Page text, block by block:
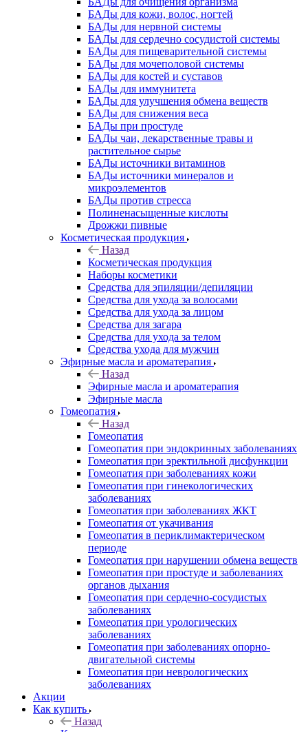
БАДы для кожи, волос, ногтей
БАДы для нервной системы
БАДы для сердечно сосудистой системы
БАДы для пищеварительной системы
БАДы для мочеполовой системы
БАДы для костей и суставов
БАДы для иммунитета
БАДы для улучшения обмена веществ
БАДы для снижения веса
БАДы при простуде
БАДы чаи, лекарственные травы и
растительное сырье
БАДы источники витаминов
БАДы источники минералов и
микроэлементов
БАДы против стресса
Полиненасыщенные кислоты
Дрожжи пивные
Косметическая продукция
Назад
Косметическая продукция
Наборы косметики
Средства для эпиляции/депиляции
Средства для ухода за волосами
Средства для ухода за лицом
Средства для загара
Средства для ухода за телом
Средства ухода для мужчин
Эфирные масла и ароматерапия
Назад
Эфирные масла и ароматерапия
Эфирные масла
Гомеопатия
Назад
Гомеопатия
Гомеопатия при эндокринных заболеваниях
Гомеопатия при эректильной дисфункции
Гомеопатия при заболеваниях кожи
Гомеопатия при гинекологических
заболеваниях
Гомеопатия при заболеваниях ЖКТ
Гомеопатия от укачивания
Гомеопатия в периклимактерическом
периоде
Гомеопатия при нарушении обмена веществ
Гомеопатия при простуде и заболеваниях
органов дыхания
Гомеопатия при сердечно-сосудистых
заболеваниях
Гомеопатия при урологических
заболеваниях
Гомеопатия при заболеваниях опорно-
двигательной системы
Гомеопатия при неврологических
заболеваниях
Акции
Как купить
Назад